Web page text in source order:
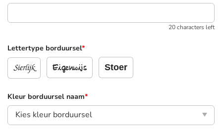
20 characters left
Lettertype borduursel*
Sierlijk Eigenwijs Stoer
Kleur borduursel naam*